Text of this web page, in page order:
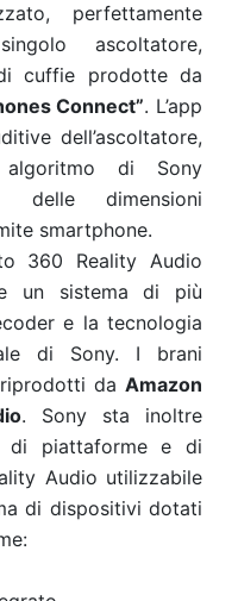
perfettamente
ascoltatore,
cuffie prodotte da
Connect”. L’app
dell’ascoltatore,
di Sony
delle dimensioni
smartphone.
360 Reality Audio
un sistema di più
e la tecnologia
di Sony. I brani
da Amazon
. Sony sta inoltre
di piattaforme e di
Audio utilizzabile
di dispositivi dotati